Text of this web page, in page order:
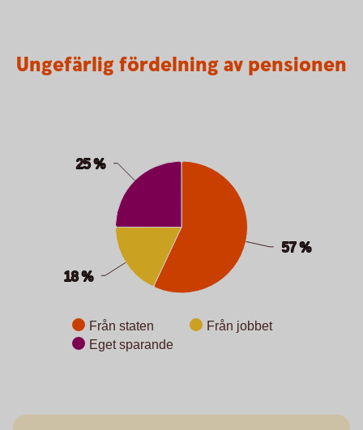
Ungefärlig fördelning av pensionen
Pie chart with 3 slices.
Ungefärlig fördelning av pensionen
57 %
57 %
18 %
18 %
25 %
25 %
Från staten
Från jobbet
Eget sparande